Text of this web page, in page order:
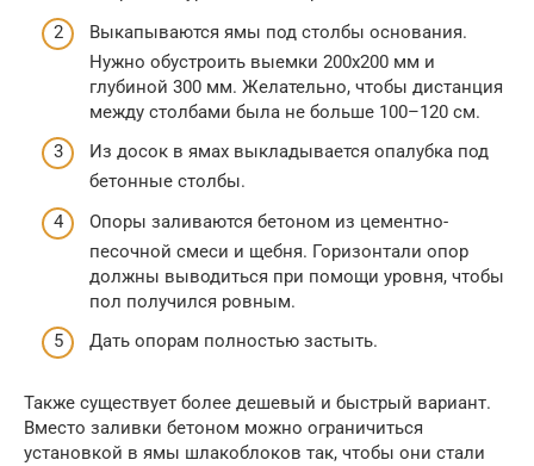
Выкапываются ямы под столбы основания.
Нужно обустроить выемки 200х200 мм и
глубиной 300 мм. Желательно, чтобы дистанция
между столбами была не больше 100–120 см.
Из досок в ямах выкладывается опалубка под
бетонные столбы.
Опоры заливаются бетоном из цементно-
песочной смеси и щебня. Горизонтали опор
должны выводиться при помощи уровня, чтобы
пол получился ровным.
Дать опорам полностью застыть.
Также существует более дешевый и быстрый вариант.
Вместо заливки бетоном можно ограничиться
установкой в ямы шлакоблоков так, чтобы они стали